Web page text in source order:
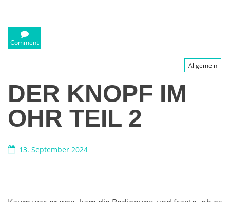
Comment
Allgemein
DER KNOPF IM
OHR TEIL 2
13. September 2024